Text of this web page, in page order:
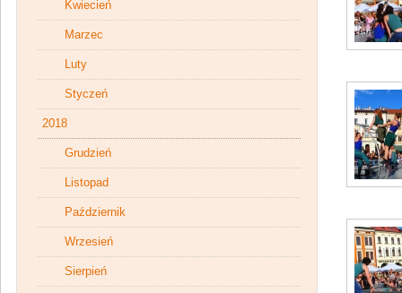
Kwiecień
Marzec
Luty
Styczeń
2018
Grudzień
Listopad
Październik
Wrzesień
Sierpień